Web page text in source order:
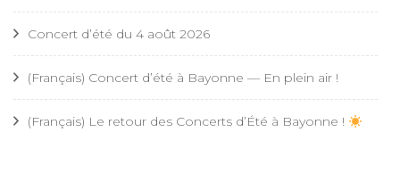
Concert d’été du 4 août 2026
(Français) Concert d’été à Bayonne — En plein air !
(Français) Le retour des Concerts d’Été à Bayonne !